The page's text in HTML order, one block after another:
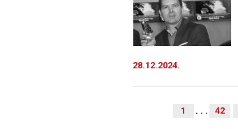
28.12.2024.
1 . . . 42